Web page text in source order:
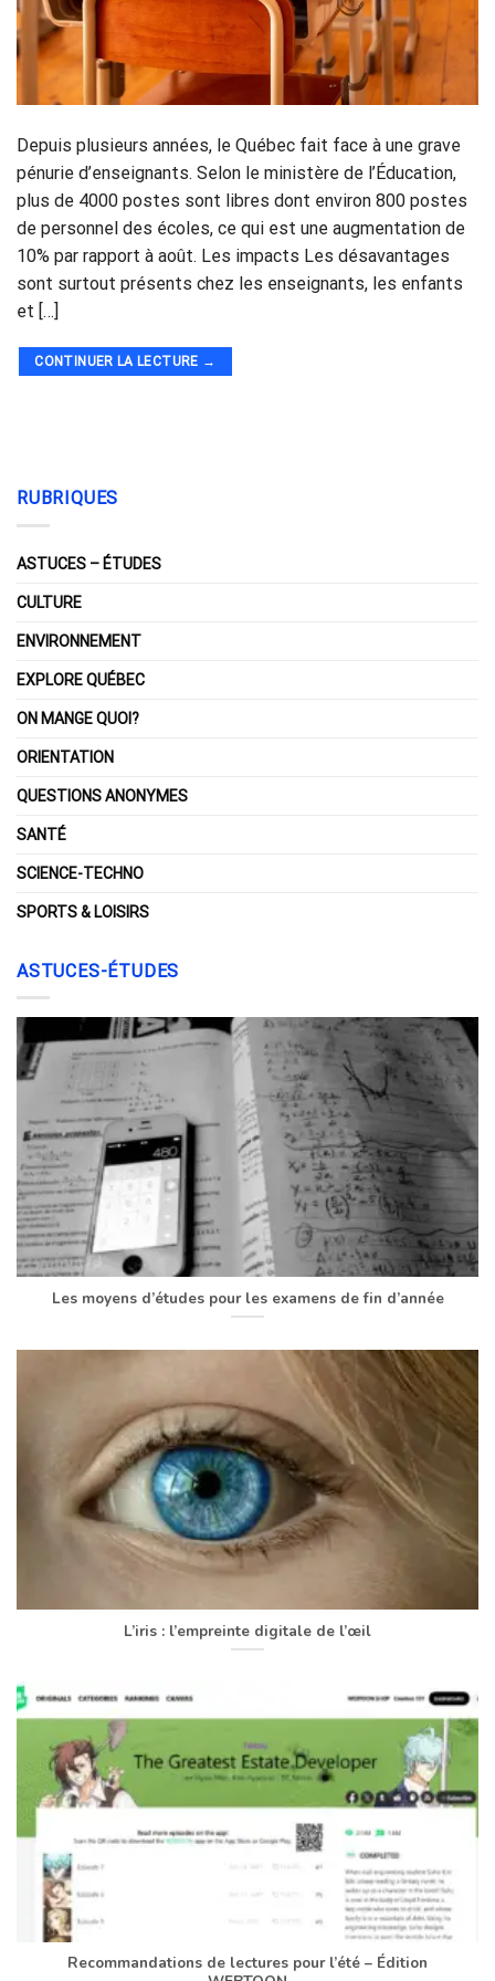
Depuis plusieurs années, le Québec fait face à une grave
pénurie d’enseignants. Selon le ministère de l’Éducation,
plus de 4000 postes sont libres dont environ 800 postes
de personnel des écoles, ce qui est une augmentation de
10% par rapport à août. Les impacts Les désavantages
sont surtout présents chez les enseignants, les enfants
et […]
CONTINUER LA LECTURE →
RUBRIQUES
ASTUCES – ÉTUDES
CULTURE
ENVIRONNEMENT
EXPLORE QUÉBEC
ON MANGE QUOI?
ORIENTATION
QUESTIONS ANONYMES
SANTÉ
SCIENCE-TECHNO
SPORTS & LOISIRS
ASTUCES-ÉTUDES
Les moyens d’études pour les examens de fin d’année
L’iris : l’empreinte digitale de l’œil
Recommandations de lectures pour l’été – Édition